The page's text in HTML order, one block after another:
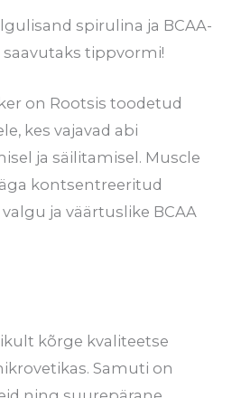
spirulina ja BCAA-
tippvormi!
on Rootsis toodetud
kes vajavad abi
ja säilitamisel. Muscle
kontsentreeritud
ja väärtuslike BCAA
kõrge kvaliteetse
Samuti on